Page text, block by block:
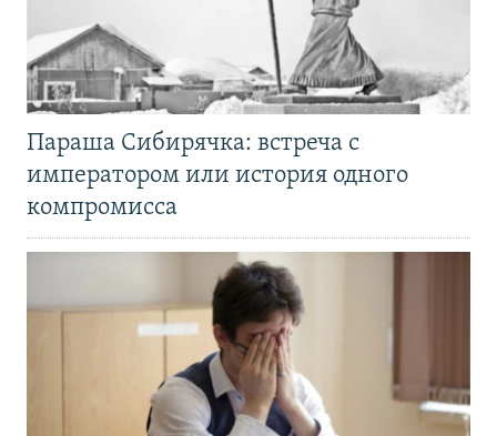
Параша Сибирячка: встреча с
императором или история одного
компромисса